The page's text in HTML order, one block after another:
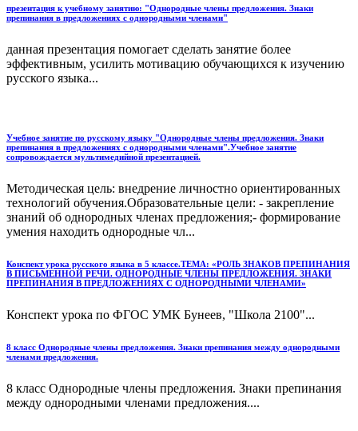
презентация к учебному занятию: "Однородные члены предложения. Знаки
препинания в предложениях с однородными членами"
данная презентация помогает сделать занятие более
эффективным, усилить мотивацию обучающихся к изучению
русского языка...
Учебное занятие по русскому языку "Однородные члены предложения. Знаки
препинания в предложениях с однородными членами".Учебное занятие
сопровождается мультимедийной презентацией.
Методическая цель: внедрение личностно ориентированных
технологий обучения.Образовательные цели: - закрепление
знаний об однородных членах предложения;- формирование
умения находить однородные чл...
Конспект урока русского языка в 5 классе.ТЕМА: «РОЛЬ ЗНАКОВ ПРЕПИНАНИЯ
В ПИСЬМЕННОЙ РЕЧИ. ОДНОРОДНЫЕ ЧЛЕНЫ ПРЕДЛОЖЕНИЯ. ЗНАКИ
ПРЕПИНАНИЯ В ПРЕДЛОЖЕНИЯХ С ОДНОРОДНЫМИ ЧЛЕНАМИ»
Конспект урока по ФГОС УМК Бунеев, "Школа 2100"...
8 класс Однородные члены предложения. Знаки препинания между однородными
членами предложения.
8 класс Однородные члены предложения. Знаки препинания
между однородными членами предложения....